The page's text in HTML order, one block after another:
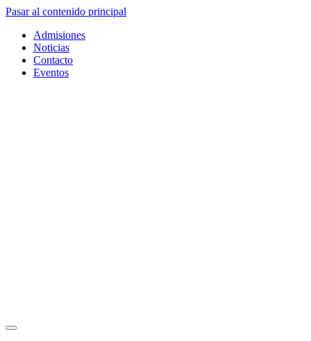
Pasar al contenido principal
Admisiones
Noticias
Contacto
Eventos